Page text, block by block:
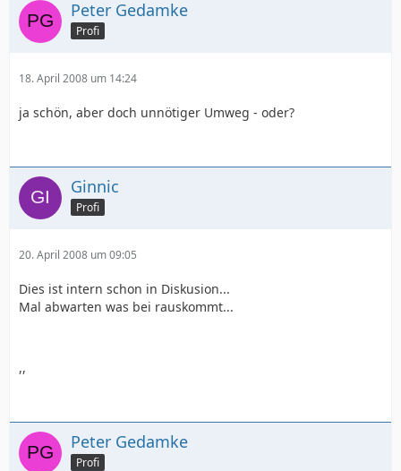
Peter Gedamke
Profi
18. April 2008 um 14:24
ja schön, aber doch unnötiger Umweg - oder?
Ginnic
Profi
20. April 2008 um 09:05
Dies ist intern schon in Diskusion...
Mal abwarten was bei rauskommt...
,,
Peter Gedamke
Profi